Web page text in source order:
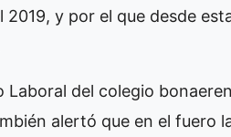
y por el que desde
del colegio
alertó que en el fuero